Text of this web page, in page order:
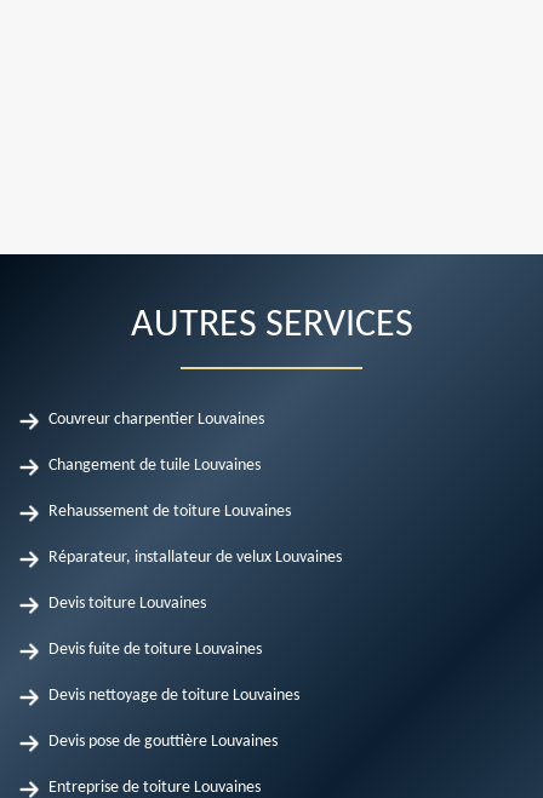
AUTRES SERVICES
Couvreur charpentier Louvaines
Changement de tuile Louvaines
Rehaussement de toiture Louvaines
Réparateur, installateur de velux Louvaines
Devis toiture Louvaines
Devis fuite de toiture Louvaines
Devis nettoyage de toiture Louvaines
Devis pose de gouttière Louvaines
Entreprise de toiture Louvaines